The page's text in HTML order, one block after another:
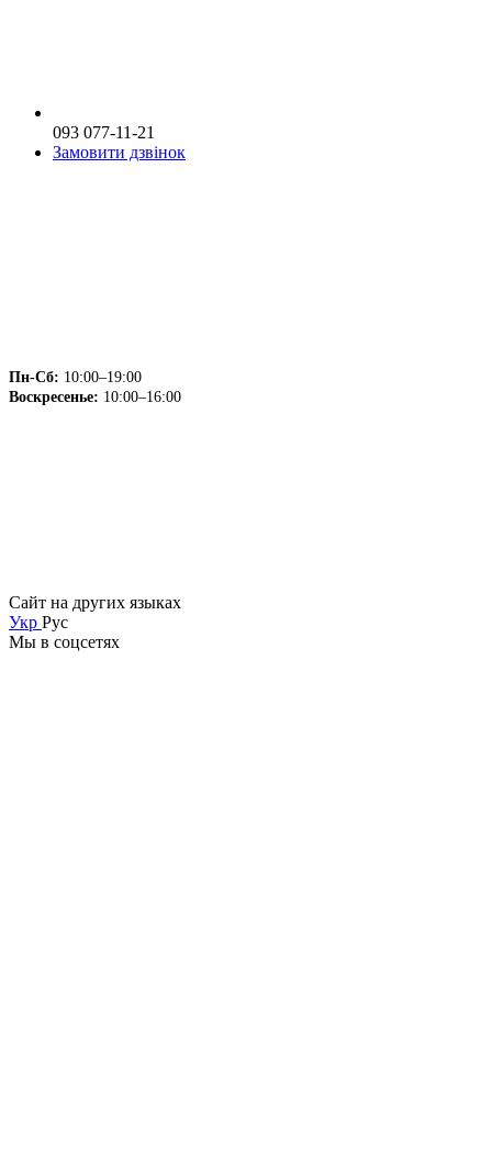
093 077-11-21
Замовити дзвінок
Пн-Сб: 10:00–19:00
Воскресенье: 10:00–16:00
Сайт на других языках
Укр Рус
Мы в соцсетях